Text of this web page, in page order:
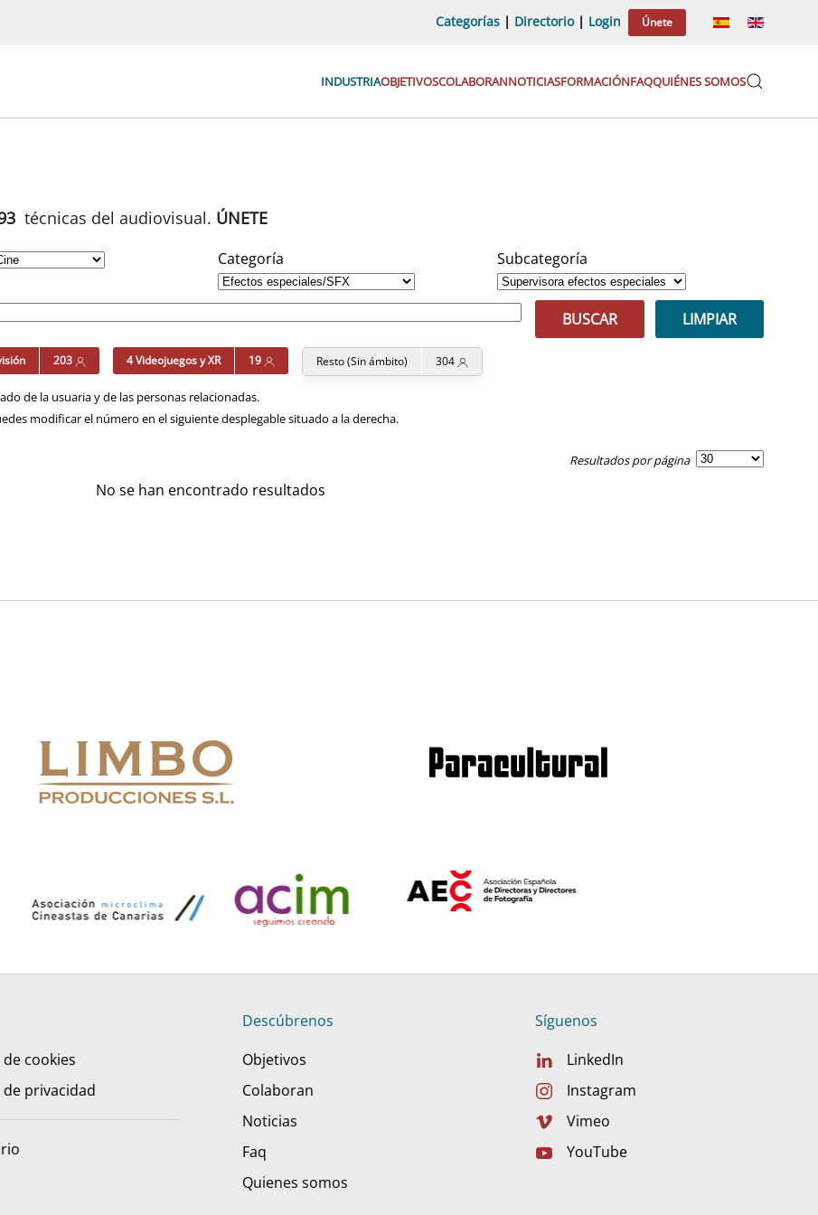
Categorías | Directorio| Login Únete
INDUSTRIAOBJETIVOSCOLABORANNOTICIASFORMACIÓNFAQQUIÉNES SOMOS
técnicas del audiovisual. ÚNETE
Categoría Subcategoría
BUSCAR LIMPIAR
203 4 Videojuegos y XR 19 Resto (Sin ámbito) 304
de la usuaria y de las personas relacionadas.
modificar el número en el siguiente desplegable situado a la derecha.
Resultados por página
No se han encontrado resultados
cookies
de privacidad
Descúbrenos
Objetivos
Colaboran
Noticias
Faq
Quienes somos
Síguenos
LinkedIn
Instagram
Vimeo
YouTube